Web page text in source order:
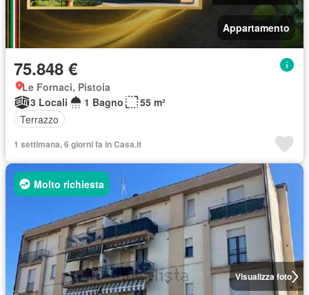
Appartamento
75.848 €
Le Fornaci, Pistoia
3 Locali
1 Bagno
55 m²
Terrazzo
1 settimana, 6 giorni fa in Casa.it
Visualizza foto
Molto richiesta